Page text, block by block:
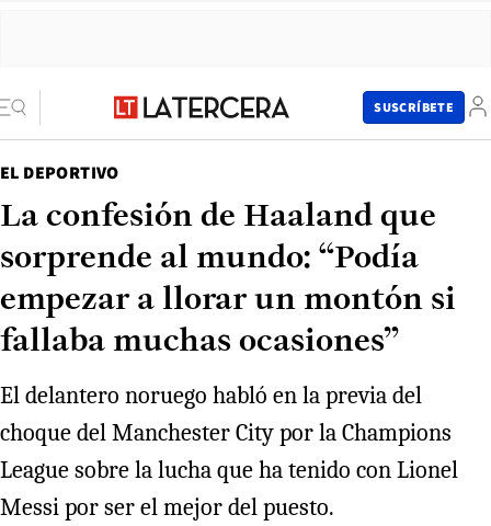
SUSCRÍBETE
EL DEPORTIVO
La confesión de Haaland que
sorprende al mundo: “Podía
empezar a llorar un montón si
fallaba muchas ocasiones”
El delantero noruego habló en la previa del
choque del Manchester City por la Champions
League sobre la lucha que ha tenido con Lionel
Messi por ser el mejor del puesto.